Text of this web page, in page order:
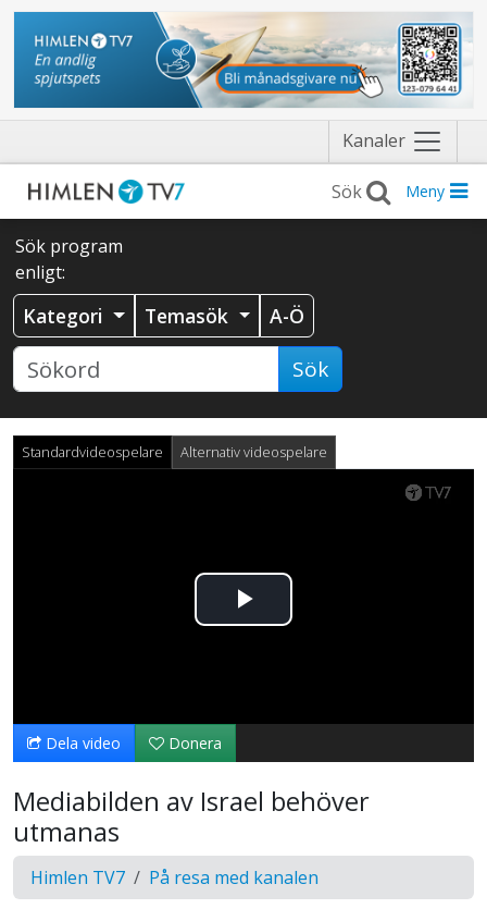
Kanaler Näytä
valikko
Meny
Sök program
enligt:
Kategori Temasök A-Ö
Sök
Standardvideospelare Alternativ videospelare
Spela
video
Dela video Donera
Mediabilden av Israel behöver
utmanas
Himlen TV7 På resa med kanalen